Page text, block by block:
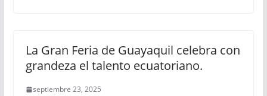
La Gran Feria de Guayaquil celebra con
grandeza el talento ecuatoriano.
septiembre 23, 2025